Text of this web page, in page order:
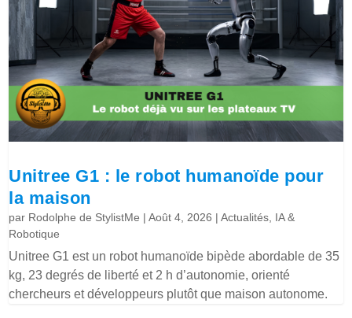
Unitree G1 : le robot humanoïde pour
la maison
par Rodolphe de StylistMe |Août 4, 2026 |Actualités IA &
Robotique
Unitree G1 est un robot humanoïde bipède abordable de 35
kg, 23 degrés de liberté et 2 h d’autonomie, orienté
chercheurs et développeurs plutôt que maison autonome.